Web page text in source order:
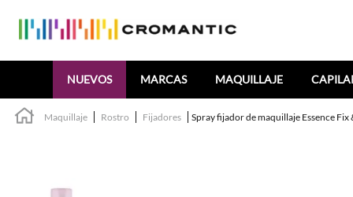
NUEVOS MARCAS MAQUILLAJE
Maquillaje Rostro Fijadores Spray fijador de maquillaje Essence Fix